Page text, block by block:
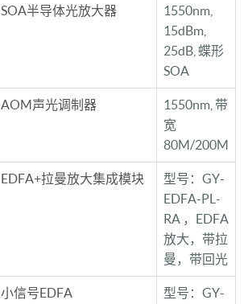
SOA半导体光放大器
1550nm,
15dBm,
25dB, 蝶形
SOA
AOM声光调制器
1550nm, 带
宽
80M/200M
EDFA+拉曼放大集成模块
型号：GY-
EDFA-PL-
RA ，EDFA
放大，带拉
曼，带回光
小信号EDFA
型号：GY-